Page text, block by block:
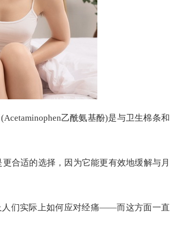
乙酰氨基酚)是与卫生棉条和
合适的选择，因为它能更有效地缓解与月
人们实际上如何应对经痛——而这方面一直